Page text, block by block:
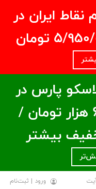
نقاط ایران در
پارس در
خریدهای بالای ۶00 هزار تومان /
بیشتر
ورود | ثبت‌نام